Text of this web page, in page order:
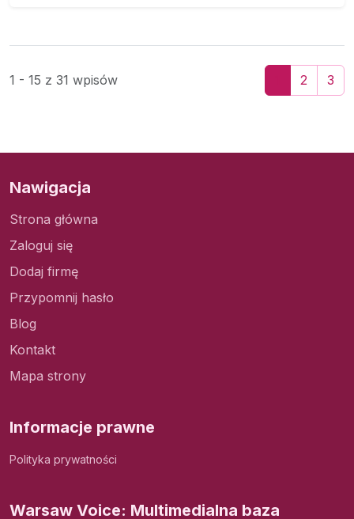
1 - 15 z 31 wpisów 2 3
Nawigacja
Strona główna
Zaloguj się
Dodaj firmę
Przypomnij hasło
Blog
Kontakt
Mapa strony
Informacje prawne
Polityka prywatności
Warsaw Voice: Multimedialna baza